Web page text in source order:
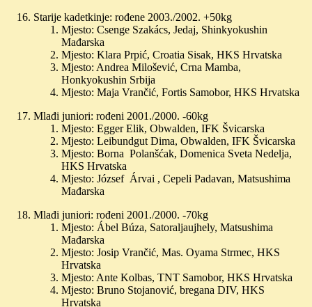
Starije kadetkinje: rođene 2003./2002. +50kg
Mjesto: Csenge Szakács, Jedaj, Shinkyokushin
Mađarska
Mjesto: Klara Prpić, Croatia Sisak, HKS Hrvatska
Mjesto: Andrea Milošević, Crna Mamba,
Honkyokushin Srbija
Mjesto: Maja Vrančić, Fortis Samobor, HKS Hrvatska
Mlađi juniori: rođeni 2001./2000. -60kg
Mjesto: Egger Elik, Obwalden, IFK Švicarska
Mjesto: Leibundgut Dima, Obwalden, IFK Švicarska
Mjesto: Borna Polanšćak, Domenica Sveta Nedelja,
HKS Hrvatska
Mjesto: József Árvai , Cepeli Padavan, Matsushima
Mađarska
Mlađi juniori: rođeni 2001./2000. -70kg
Mjesto: Ábel Búza, Satoraljaujhely, Matsushima
Mađarska
Mjesto: Josip Vrančić, Mas. Oyama Strmec, HKS
Hrvatska
Mjesto: Ante Kolbas, TNT Samobor, HKS Hrvatska
Mjesto: Bruno Stojanović, bregana DIV, HKS
Hrvatska